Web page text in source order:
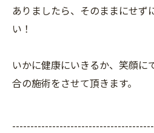
ありましたら、そのままにせず
い！
いかに健康にいきるか、笑顔に
合の施術をさせて頂きます。